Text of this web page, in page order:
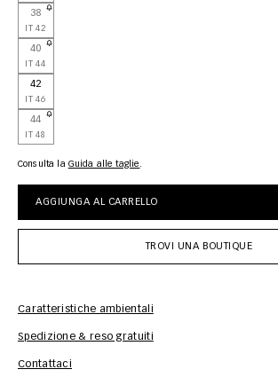
38
IT 42
40
IT 44
42
IT 46
44
IT 48
Consulta la guida alle taglie
AGGIUNGA AL CARRELLO
TROVI UNA BOUTIQUE
Caratteristiche ambientali
Spedizione & reso gratuiti
Contattaci